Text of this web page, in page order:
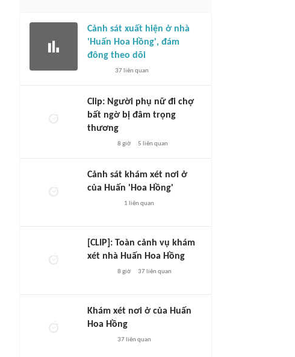
Cảnh sát xuất hiện ở nhà
'Huấn Hoa Hồng', đám
đông theo dõi
37liên quan
Clip: Người phụ nữ đi chợ
bất ngờ bị đâm trọng
thương
8 giờ 5 liên quan
Cảnh sát khám xét nơi ở
của Huấn 'Hoa Hồng'
1 liên quan
[CLIP]: Toàn cảnh vụ khám
xét nhà Huấn Hoa Hồng
8 giờ 37liên quan
Khám xét nơi ở của Huấn
Hoa Hồng
37liên quan